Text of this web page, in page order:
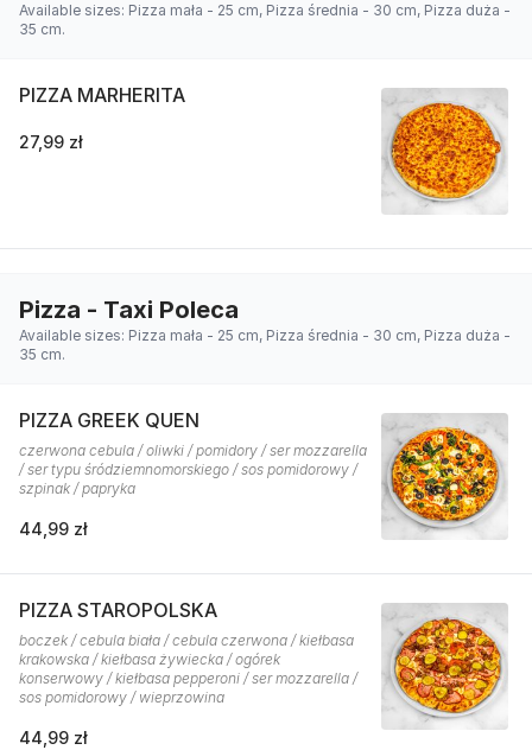
Available sizes: Pizza mała - 25 cm, Pizza średnia - 30 cm, Pizza duża -
35 cm.
PIZZA MARHERITA
27,99 zł
Pizza - Taxi Poleca
Available sizes: Pizza mała - 25 cm, Pizza średnia - 30 cm, Pizza duża -
35 cm.
PIZZA GREEK QUEN
czerwona cebula / oliwki / pomidory / ser mozzarella
/ ser typu śródziemnomorskiego / sos pomidorowy /
szpinak / papryka
44,99 zł
PIZZA STAROPOLSKA
boczek / cebula biała / cebula czerwona / kiełbasa
krakowska / kiełbasa żywiecka / ogórek
konserwowy / kiełbasa pepperoni / ser mozzarella /
sos pomidorowy / wieprzowina
44,99 zł